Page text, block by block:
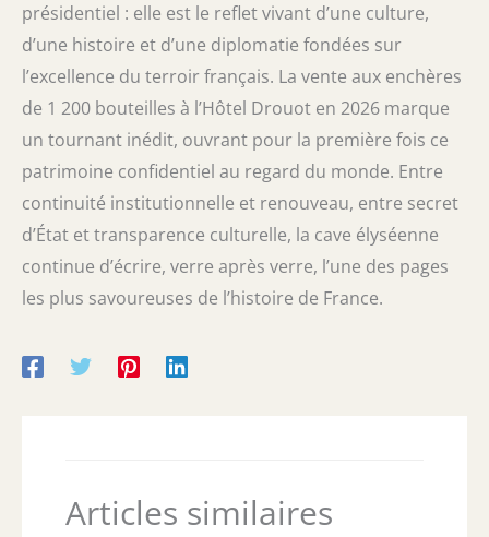
présidentiel : elle est le reflet vivant d’une culture,
d’une histoire et d’une diplomatie fondées sur
l’excellence du terroir français. La vente aux enchères
de 1 200 bouteilles à l’Hôtel Drouot en 2026 marque
un tournant inédit, ouvrant pour la première fois ce
patrimoine confidentiel au regard du monde. Entre
continuité institutionnelle et renouveau, entre secret
d’État et transparence culturelle, la cave élyséenne
continue d’écrire, verre après verre, l’une des pages
les plus savoureuses de l’histoire de France.
Articles similaires